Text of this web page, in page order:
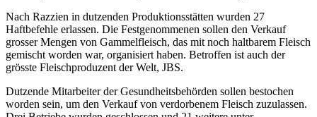
Nach Razzien in dutzenden Produktionsstätten wurden 27
Haftbefehle erlassen. Die Festgenommenen sollen den Verkauf
grosser Mengen von Gammelfleisch, das mit noch haltbarem Fleisch
gemischt worden war, organisiert haben. Betroffen ist auch der
grösste Fleischproduzent der Welt, JBS.
Dutzende Mitarbeiter der Gesundheitsbehörden sollen bestochen
worden sein, um den Verkauf von verdorbenem Fleisch zuzulassen.